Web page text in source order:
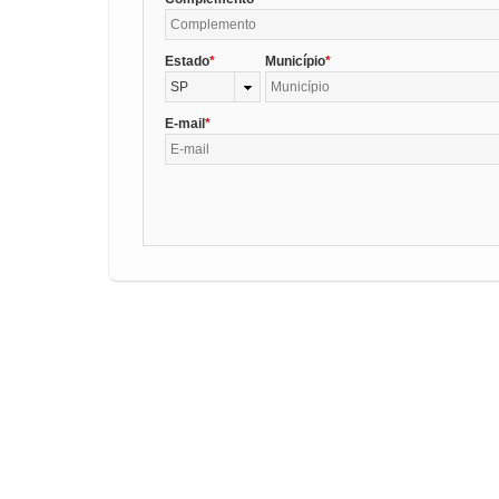
Estado
SP
Município
E-mail